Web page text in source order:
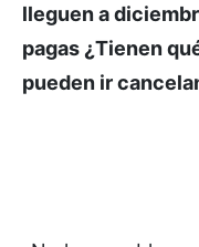
lleguen a
pagas ¿Tienen
pueden ir